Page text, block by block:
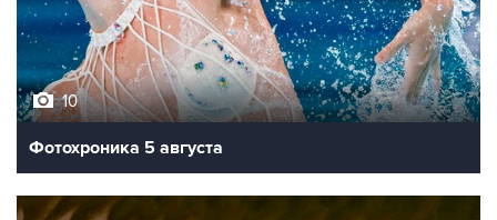
10
Фотохроника 5 августа